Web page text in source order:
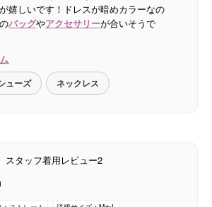
嬉しいです！ドレスが暗めカラーなの
バッグやアクセサリーが合いそうで
ューズ ネックレス
スタッフ着用レビュー2